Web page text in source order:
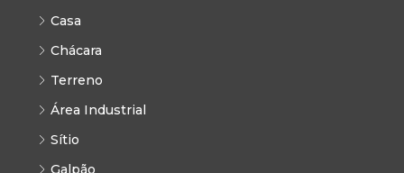
Casa
Chácara
Terreno
Área Industrial
Sítio
Galpão